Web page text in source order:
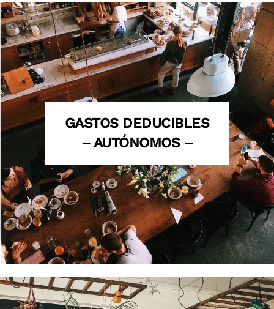
GASTOS DEDUCIBLES
– AUTÓNOMOS –